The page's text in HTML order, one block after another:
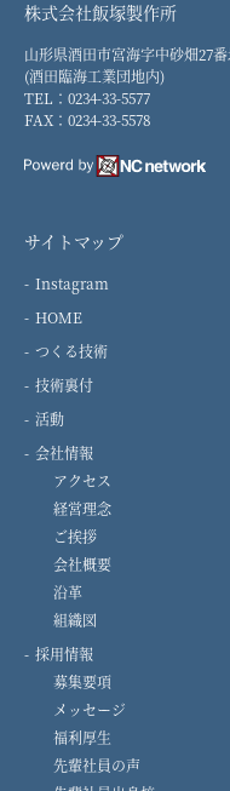
株式会社飯塚製作所
山形県酒田市宮海字中砂畑27番
(酒田臨海工業団地内)
TEL：0234-33-5577
FAX：0234-33-5578
サイトマップ
Instagram
HOME
つくる技術
技術裏付
活動
会社情報
アクセス
経営理念
ご挨拶
会社概要
沿革
組織図
採用情報
募集要項
メッセージ
福利厚生
先輩社員の声